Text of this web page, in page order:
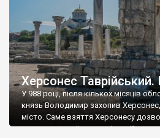
Херсонес
У 988 році, після кількох місяців
князь Володимир захопив Херсонес,
місто. Саме взяття Херсонесу
диктувати свої умови